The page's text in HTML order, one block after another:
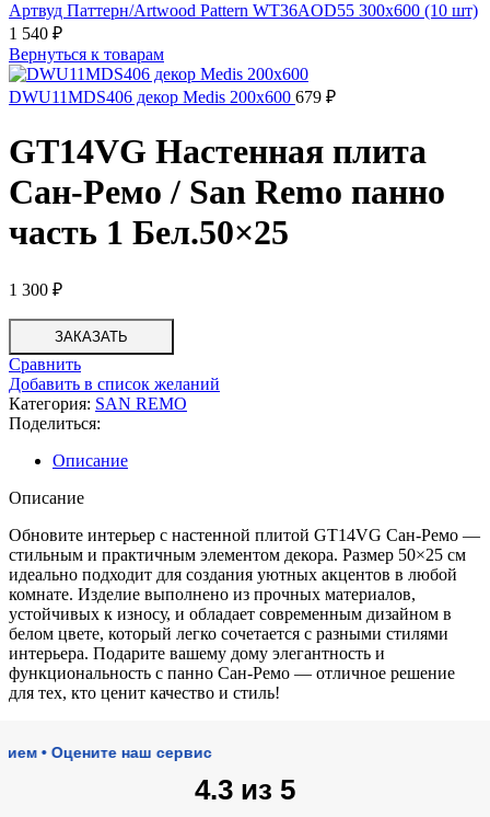
Артвуд Паттерн/Artwood Pattern WT36AOD55 300x600 (10 шт)
1 540 ₽
Вернуться к товарам
DWU11MDS406 декор Medis 200x600 679 ₽
GT14VG Настенная плита
Сан-Ремо / San Remo панно
часть 1 Бел.50×25
1 300 ₽
ЗАКАЗАТЬ
Сравнить
Добавить в список желаний
Категория: SAN REMO
Поделиться:
Описание
Описание
Обновите интерьер с настенной плитой GT14VG Сан-Ремо —
стильным и практичным элементом декора. Размер 50×25 см
идеально подходит для создания уютных акцентов в любой
комнате. Изделие выполнено из прочных материалов,
устойчивых к износу, и обладает современным дизайном в
белом цвете, который легко сочетается с разными стилями
интерьера. Подарите вашему дому элегантность и
функциональность с панно Сан-Ремо — отличное решение
для тех, кто ценит качество и стиль!
Оцените наш сервис
4.3 из 5